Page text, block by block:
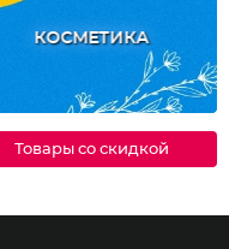
КОСМЕТИКА
Товары со скидкой